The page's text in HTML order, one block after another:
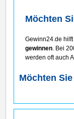
Möchten
Gewinn24.de
gewinnen. Bei
werden oft auch
Möchten